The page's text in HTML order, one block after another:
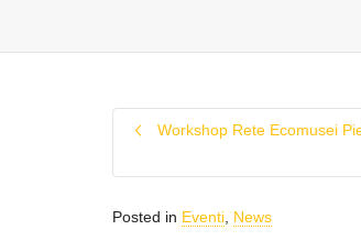
Workshop Rete Ecomusei
Posted in Eventi News